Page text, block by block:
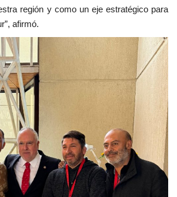
región y como un eje estratégico para
afirmó.